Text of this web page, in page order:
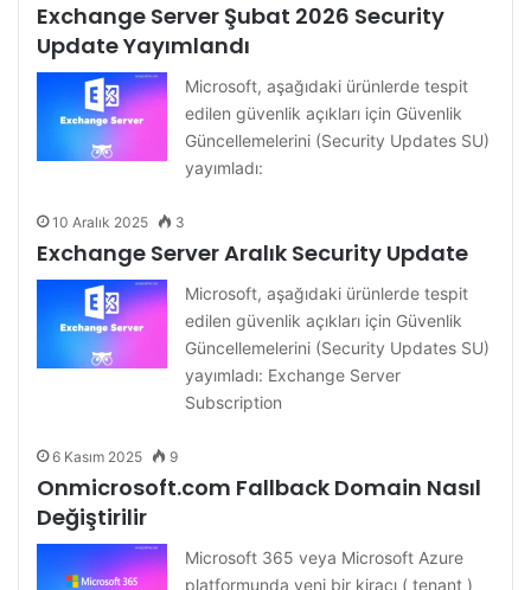
Exchange Server Şubat 2026 Security
Update Yayımlandı
Microsoft, aşağıdaki ürünlerde tespit
edilen güvenlik açıkları için Güvenlik
Güncellemelerini (Security Updates SU)
yayımladı:
10 Aralık 2025 3
Exchange Server Aralık Security Update
Microsoft, aşağıdaki ürünlerde tespit
edilen güvenlik açıkları için Güvenlik
Güncellemelerini (Security Updates SU)
yayımladı: Exchange Server
Subscription
6 Kasım 2025 9
Onmicrosoft.com Fallback Domain Nasıl
Değiştirilir
Microsoft 365 veya Microsoft Azure
platformunda yeni bir kiracı ( tenant )